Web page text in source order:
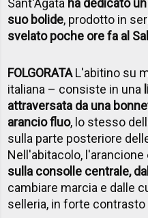
Sant'Agata ha dedicato
suo bolide, prodotto in
svelato poche ore fa al
FOLGORATAL'abitino su
italiana – consiste in una
attraversata da una
arancio fluo, lo stesso
sulla parte posteriore
Nell'abitacolo, l'arancione
sulla consolle centrale,
cambiare marcia e dalle
selleria, in forte